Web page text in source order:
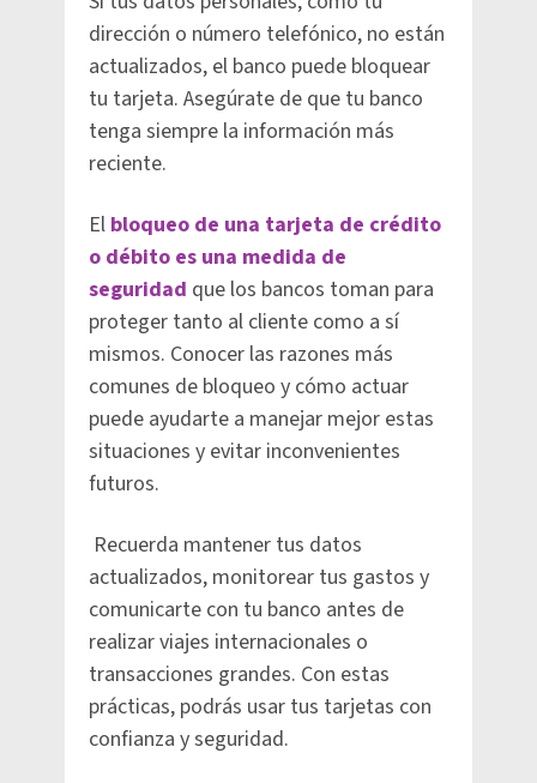
dirección o número telefónico, no están
actualizados, el banco puede bloquear
tu tarjeta. Asegúrate de que tu banco
tenga siempre la información más
reciente.
El bloqueo de una tarjeta de crédito
o débito es una medida de
seguridad que los bancos toman para
proteger tanto al cliente como a sí
mismos. Conocer las razones más
comunes de bloqueo y cómo actuar
puede ayudarte a manejar mejor estas
situaciones y evitar inconvenientes
futuros.
Recuerda mantener tus datos
actualizados, monitorear tus gastos y
comunicarte con tu banco antes de
realizar viajes internacionales o
transacciones grandes. Con estas
prácticas, podrás usar tus tarjetas con
confianza y seguridad.